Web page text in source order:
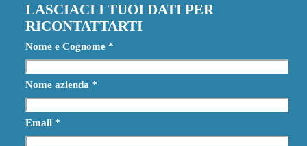
LASCIACI I TUOI DATI PER
RICONTATTARTI
Nome e Cognome *
Nome azienda *
Email *